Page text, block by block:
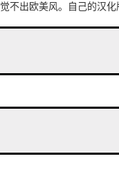
不出欧美风。自己的汉化